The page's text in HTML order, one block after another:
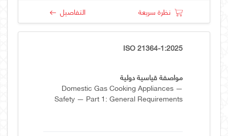
نظرة سريعة التفاصيل
ISO 21364-1:2025
مواصفة قياسية دولية
Domestic Gas Cooking Appliances —
Safety — Part 1: General Requirements